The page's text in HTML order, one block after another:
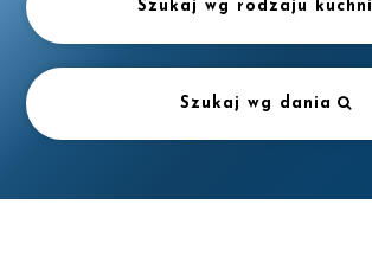
Szukaj wg rodzaju kuchni
Szukaj wg dania